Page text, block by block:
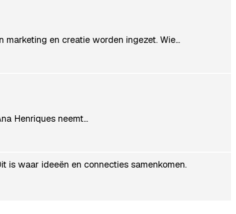
en creatie worden ingezet. Wie...
Henriques neemt...
is waar ideeën en connecties samenkomen.